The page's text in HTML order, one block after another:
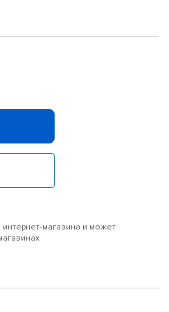
интернет-магазина и может